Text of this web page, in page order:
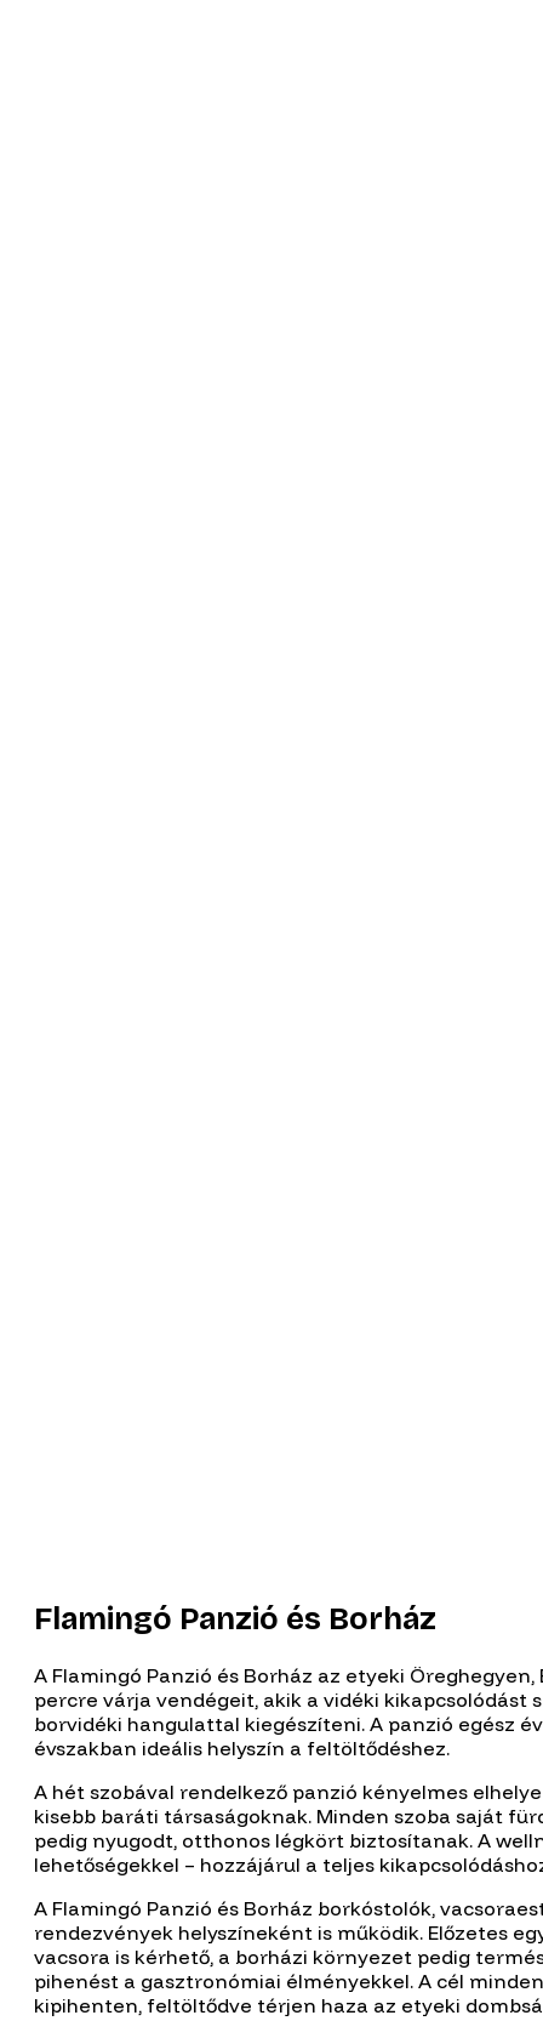
Flamingó Panzió és Borház
A Flamingó Panzió és Borház az etyeki
percre várja vendégeit, akik a vidéki kikapcsolódást
borvidéki hangulattal kiegészíteni. A panzió egész
évszakban ideális helyszín a feltöltődéshez.
A hét szobával rendelkező panzió kényelmes
kisebb baráti társaságoknak. Minden szoba saját
pedig nyugodt, otthonos légkört biztosítanak. A
lehetőségekkel – hozzájárul a teljes
A Flamingó Panzió és Borház borkóstolók,
rendezvények helyszíneként is működik. Előzetes
vacsora is kérhető, a borházi környezet pedig
pihenést a gasztronómiai élményekkel. A cél
kipihenten, feltöltődve térjen haza az etyeki